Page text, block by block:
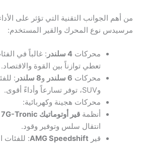
من أهم الجوانب التقنية التي تؤثر على
مرسيدس نوع المحرك والقير المستخدم:
محركات4 سلندر
تعطي توازناً بين القوة والاقتصاد.
محركات 6 سلندر و8 سلندر
وSUV، توفر تسارعاً وأداءً أقوى.
محركات هجينة وكهربائية:
أنظمةقير أوتوماتيك 7G-Tronic
انتقال سلس وتوفير وقود.
قير AMG Speedshift: للفئات